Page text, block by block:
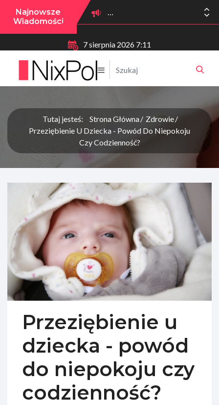
Najnowsze
Wiadomości
7 sierpnia 2026 7:11
Tutaj jesteś: Strona Główna
Zdrowie
Przeziębienie U Dziecka - Powód Do Niepokoju
Czy Codzienność?
Przeziębienie u
dziecka - powód
do niepokoju czy
codzienność?